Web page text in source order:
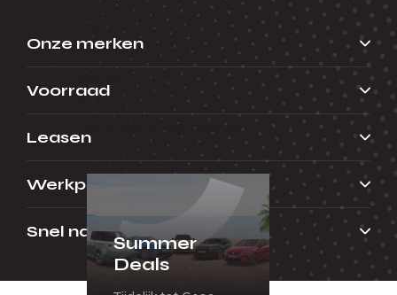
Lease a Bike
Summer
Deals
Onze merken
Voorraad
Leasen
Werkplaats
Snel naar